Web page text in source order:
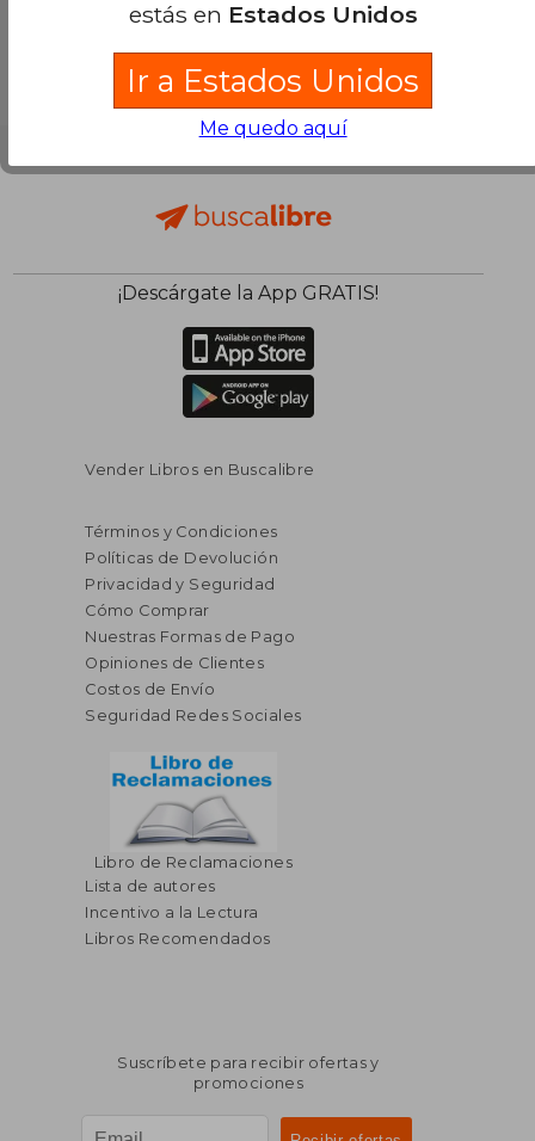
¡Descárgate la App GRATIS!
Vender Libros en Buscalibre
Términos y Condiciones
Políticas de Devolución
Privacidad y Seguridad
Cómo Comprar
Nuestras Formas de Pago
Opiniones de Clientes
Costos de Envío
Seguridad Redes Sociales
Libro de Reclamaciones
Lista de autores
Incentivo a la Lectura
Libros Recomendados
Suscríbete para recibir ofertas y
promociones
estás en Estados Unidos
Ir a Estados Unidos
Me quedo aquí